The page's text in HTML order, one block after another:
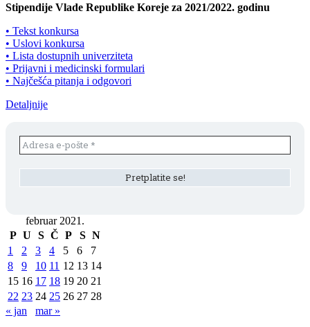
Stipendije Vlade Republike Koreje za 2021/2022. godinu
• Tekst konkursa
• Uslovi konkursa
• Lista dostupnih univerziteta
• Prijavni i medicinski formulari
• Najčešća pitanja i odgovori
Detaljnije
februar 2021.
P U S Č P S N
1
2 3 4 5 6
7
8
9 10 11 12 13 14
15 16 17 18 19 20 21
22 23 24 25 26 27 28
« jan
mar »